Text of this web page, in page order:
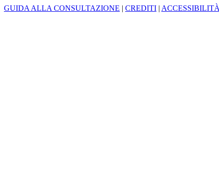
GUIDA ALLA CONSULTAZIONE | CREDITI |